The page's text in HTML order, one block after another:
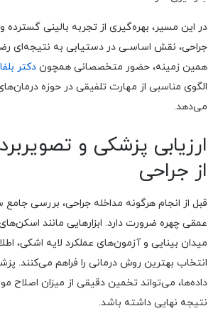
در این مسیر، بهره‌گیری از تجربه بالینی
جراحی، نقش اساسـی در دستیابی به نتیجه‌ای
همین زمینه، حضور متخصصانی همچون دکتر
الگوی مناسبی از مهارت تلفیقی در حوزه
می‌دهد.
ارزیابی پزشکی و
از جراحی
قبل از انجام هرگونه مداخله جراحی، بررسی
عمقی چهره ضرورت دارد. ابزارهایی مانند
میدان بینایی و آزمون‌های عملکرد لایه اشکی،
انتخاب بهترین روش درمانی را فراهم می‌کنند.
داده‌ها، می‌تواند تخمین دقیقی از میزان اصلاح
نتیجه نهایی داشته باشد.